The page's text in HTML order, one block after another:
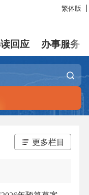
繁体版
回应 办事服务
更多栏目